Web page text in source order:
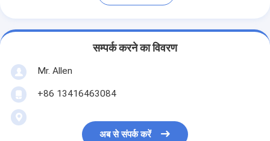
सम्पर्क करने का विवरण
Mr. Allen
+86 13416463084
अब से संपर्क करें